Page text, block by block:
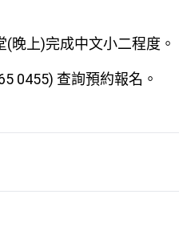
晚上)完成中文小二程度。
0455) 查詢預約報名。